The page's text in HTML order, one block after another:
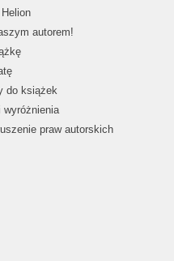
autorem!
do książek
wyróżnienia
praw autorskich